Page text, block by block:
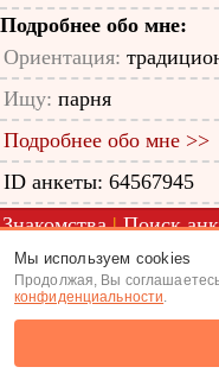
Подробнее обо мне:
Ориентация:
Ищу: парня
Подробнее обо мне >>
ID анкеты: 64567945
Знакомства|Поиск
(c) Tabor.ru 2026
Мы используем cookies
Продолжая, Вы
конфиденциальности.